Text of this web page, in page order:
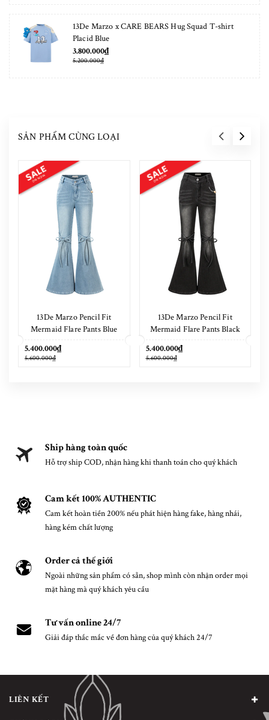
13De Marzo x CARE BEARS Hug Squad T-shirt
Placid Blue
3.800.000₫
5.200.000₫
SẢN PHẨM CÙNG LOẠI
13De Marzo Pencil Fit
Mermaid Flare Pants Blue
5.400.000₫
5.600.000₫
13De Marzo Pencil Fit
Mermaid Flare Pants Black
5.400.000₫
5.600.000₫
Ship hàng toàn quốc
Hỗ trợ ship COD, nhận hàng khi thanh toán cho quý khách
Cam kết 100% AUTHENTIC
Cam kết hoàn tiền 200% nếu phát hiện hàng fake, hàng nhái,
hàng kém chất lượng
Order cả thế giới
Ngoài những sản phẩm có sẵn, shop mình còn nhận order mọi
mặt hàng mà quý khách yêu cầu
Tư vấn online 24/7
Giải đáp thắc mắc về đơn hàng của quý khách 24/7
LIÊN KẾT